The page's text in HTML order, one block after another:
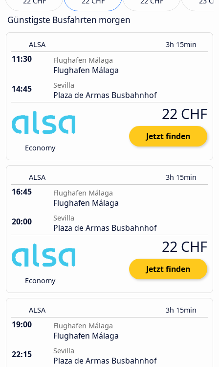
Günstigste Busfahrten morgen
ALSA 3h 15min
11:30 Flughafen Málaga
Flughafen Málaga
14:45
Sevilla
Plaza de Armas Busbahnhof
Economy
22 CHF
Jetzt finden
ALSA 3h 15min
16:45 Flughafen Málaga
Flughafen Málaga
20:00
Sevilla
Plaza de Armas Busbahnhof
Economy
22 CHF
Jetzt finden
ALSA 3h 15min
19:00 Flughafen Málaga
Flughafen Málaga
22:15
Sevilla
Plaza de Armas Busbahnhof